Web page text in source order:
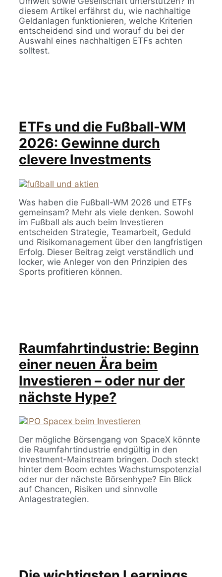
diesem Artikel erfährst du, wie nachhaltige
Geldanlagen funktionieren, welche Kriterien
entscheidend sind und worauf du bei der
Auswahl eines nachhaltigen ETFs achten
solltest.
ETFs und die Fußball-WM
2026: Gewinne durch
clevere Investments
Was haben die Fußball-WM 2026 und ETFs
gemeinsam? Mehr als viele denken. Sowohl
im Fußball als auch beim Investieren
entscheiden Strategie, Teamarbeit, Geduld
und Risikomanagement über den langfristigen
Erfolg. Dieser Beitrag zeigt verständlich und
locker, wie Anleger von den Prinzipien des
Sports profitieren können.
Raumfahrtindustrie: Beginn
einer neuen Ära beim
Investieren – oder nur der
nächste Hype?
Der mögliche Börsengang von SpaceX könnte
die Raumfahrtindustrie endgültig in den
Investment-Mainstream bringen. Doch steckt
hinter dem Boom echtes Wachstumspotenzial
oder nur der nächste Börsenhype? Ein Blick
auf Chancen, Risiken und sinnvolle
Anlagestrategien.